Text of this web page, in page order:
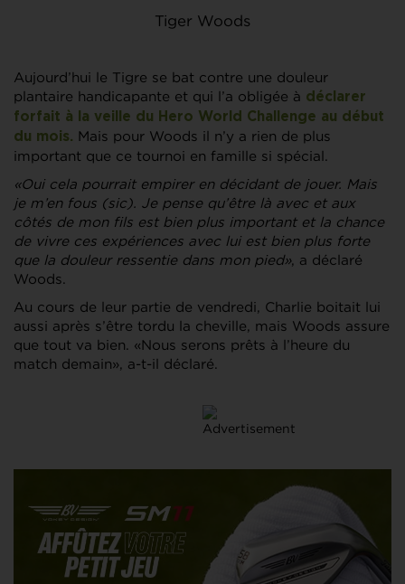
Tiger Woods
Aujourd’hui le Tigre se bat contre une douleur
plantaire handicapante et qui l’a obligée à déclarer
forfait à la veille du Hero World Challenge au début
du mois. Mais pour Woods il n’y a rien de plus
important que ce tournoi en famille si spécial.
«Oui cela pourrait empirer en décidant de jouer. Mais
je m’en fous (sic). Je pense qu’être là avec et aux
côtés de mon fils est bien plus important et la chance
de vivre ces expériences avec lui est bien plus forte
que la douleur ressentie dans mon pied», a déclaré
Woods.
Au cours de leur partie de vendredi, Charlie boitait lui
aussi après s’être tordu la cheville, mais Woods assure
que tout va bien. «Nous serons prêts à l’heure du
match demain», a-t-il déclaré.